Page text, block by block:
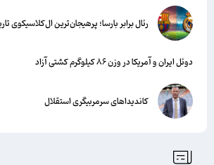
رئال برابر بارسا؛ پرهیجان‌‌ترین ال‌کلاسیکوی تاریخ
دوئل ایران و آمریکا در وزن ۸۶ کیلوگرم کشتی آزاد
کاندیداهای سرمربیگری استقلال